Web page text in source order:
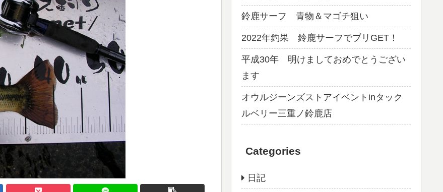
鈴鹿サーフ 青物＆マゴチ狙い
2022年釣果 鈴鹿サーフでブリGET！
平成30年 明けましておめでとうござい
ます
オウルジーンズストアイベントinタック
ルベリー三重ノ鈴鹿店
Categories
日記